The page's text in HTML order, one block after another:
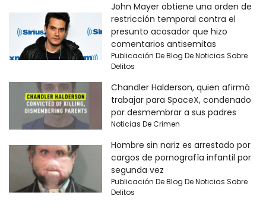
John Mayer obtiene una orden de
restricción temporal contra el
presunto acosador que hizo
comentarios antisemitas
Publicación De Blog De Noticias Sobre
Delitos
Chandler Halderson, quien afirmó
trabajar para SpaceX, condenado
por desmembrar a sus padres
Noticias De Crimen
Hombre sin nariz es arrestado por
cargos de pornografía infantil por
segunda vez
Publicación De Blog De Noticias Sobre
Delitos